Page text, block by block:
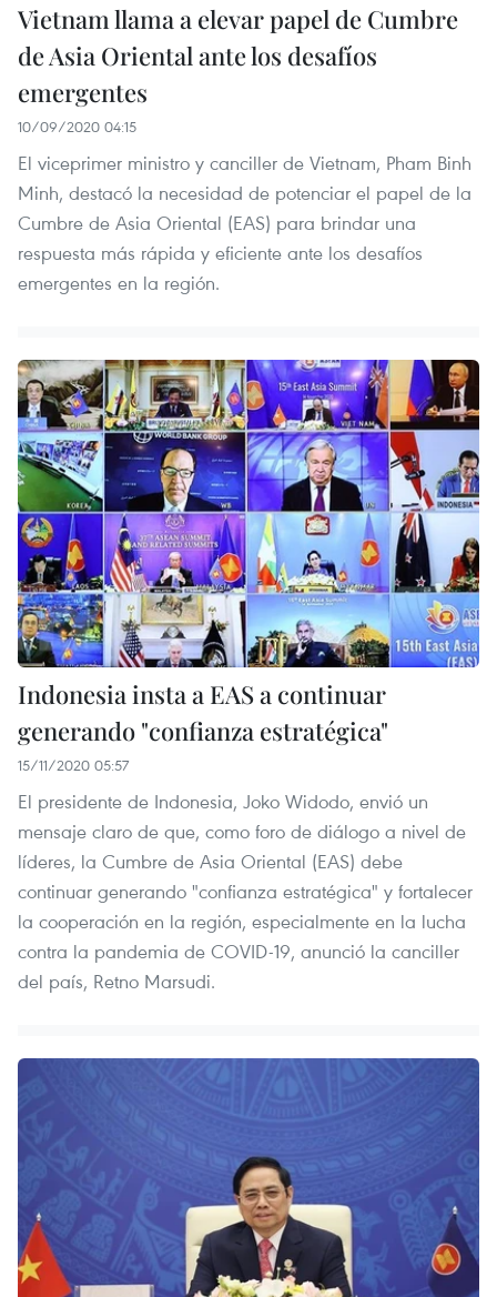
Vietnam llama a elevar papel de Cumbre
de Asia Oriental ante los desafíos
emergentes
10/09/2020 04:15
El viceprimer ministro y canciller de Vietnam, Pham Binh
Minh, destacó la necesidad de potenciar el papel de la
Cumbre de Asia Oriental (EAS) para brindar una
respuesta más rápida y eficiente ante los desafíos
emergentes en la región.
Indonesia insta a EAS a continuar
generando "confianza estratégica"
15/11/2020 05:57
El presidente de Indonesia, Joko Widodo, envió un
mensaje claro de que, como foro de diálogo a nivel de
líderes, la Cumbre de Asia Oriental (EAS) debe
continuar generando "confianza estratégica" y fortalecer
la cooperación en la región, especialmente en la lucha
contra la pandemia de COVID-19, anunció la canciller
del país, Retno Marsudi.